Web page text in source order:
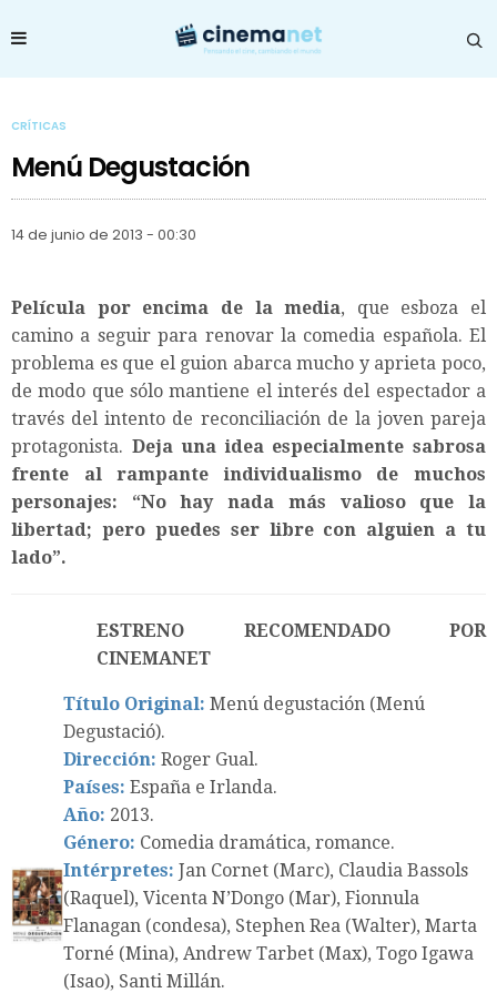
CRÍTICAS
Menú Degustación
14 de junio de 2013 - 00:30
Película por encima de la media, que esboza el
camino a seguir para renovar la comedia española. El
problema es que el guion abarca mucho y aprieta poco,
de modo que sólo mantiene el interés del espectador a
través del intento de reconciliación de la joven pareja
protagonista. Deja una idea especialmente sabrosa
frente al rampante individualismo de muchos
personajes: “No hay nada más valioso que la
libertad; pero puedes ser libre con alguien a tu
lado”.
ESTRENO RECOMENDADO POR
CINEMANET
Título Original: Menú degustación (Menú
Degustació).
Dirección: Roger Gual.
Países: España e Irlanda.
Año: 2013.
Género: Comedia dramática, romance.
Intérpretes: Jan Cornet (Marc), Claudia Bassols
(Raquel), Vicenta N’Dongo (Mar), Fionnula
Flanagan (condesa), Stephen Rea (Walter), Marta
Torné (Mina), Andrew Tarbet (Max), Togo Igawa
(Isao), Santi Millán.